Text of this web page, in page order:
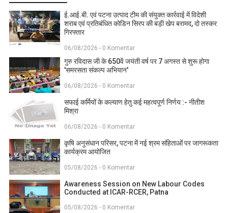
ई.आई.बी. एवं पटना उत्पाद टीम की संयुक्त कार्रवाई में विदेशी
शराब एवं प्रतिबंधित कोडिन सिरप की बड़ी खेप बरामद, दो तस्कर
गिरफ्तार
06/08/2026 - 0 Komentar
गुरु रविदास जी के 650वें जयंती वर्ष पर 7 अगस्त से शुरू होगा
'समरसता संकल्प अभियान'
06/08/2026 - 0 Komentar
सफाई कर्मियों के कल्याण हेतु कई महत्वपूर्ण निर्णय :- नीतीश
मिश्रा
06/08/2026 - 0 Komentar
कृषि अनुसंधान परिसर, पटना में नई श्रम संहिताओं पर जागरूकता
कार्यक्रम आयोजित
05/08/2026 - 0 Komentar
Awareness Session on New Labour Codes
Conducted at ICAR-RCER, Patna
05/08/2026 - 0 Komentar